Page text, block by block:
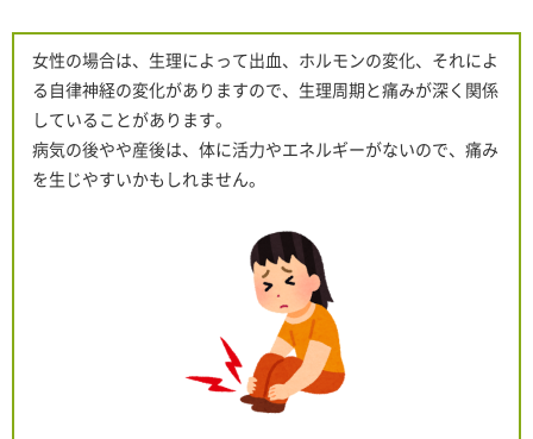
女性の場合は、生理によって出血、ホルモンの変化、それによ
る自律神経の変化がありますので、生理周期と痛みが深く関係
していることがあります。
病気の後やや産後は、体に活力やエネルギーがないので、痛み
を生じやすいかもしれません。